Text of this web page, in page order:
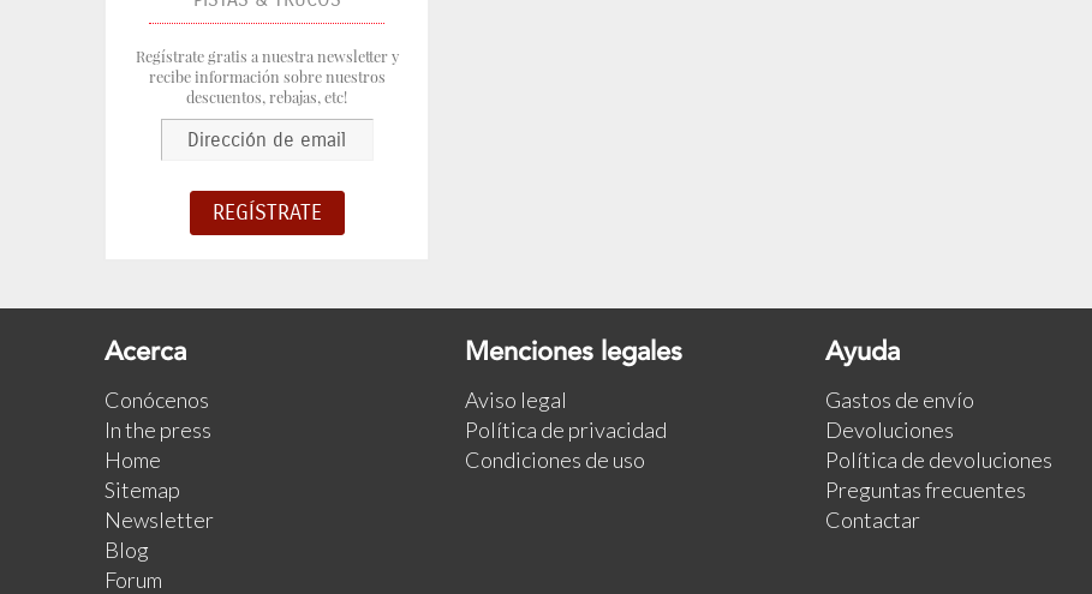
Regístrate gratis a nuestra newsletter y
recibe información sobre nuestros
descuentos, rebajas, etc!
Acerca
Conócenos
In the press
Home
Sitemap
Newsletter
Blog
Forum
Menciones legales
Aviso legal
Política de privacidad
Condiciones de uso
Ayuda
Gastos de envío
Devoluciones
Política de devoluciones
Preguntas frecuentes
Contactar